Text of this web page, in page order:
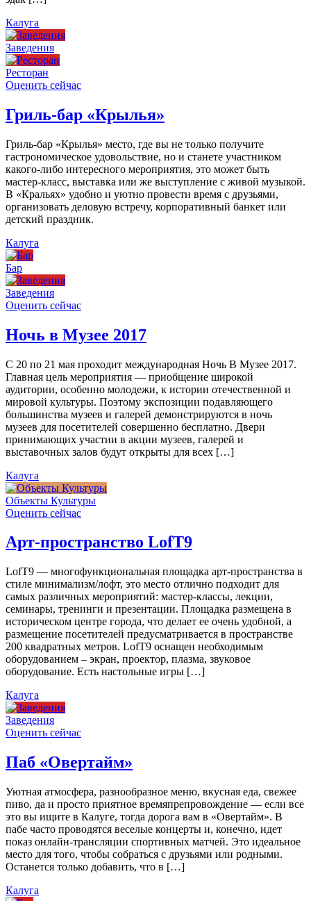
Калуга
Заведения
Ресторан
Оценить сейчас
Гриль-бар «Крылья»
Гриль-бар «Крылья» место, где вы не только получите
гастрономическое удовольствие, но и станете участником
какого-либо интересного мероприятия, это может быть
мастер-класс, выставка или же выступление с живой музыкой.
В «Кральях» удобно и уютно провести время с друзьями,
организовать деловую встречу, корпоративный банкет или
детский праздник.
Калуга
Бар
Заведения
Оценить сейчас
Ночь в Музее 2017
С 20 по 21 мая проходит международная Ночь В Музее 2017.
Главная цель мероприятия — приобщение широкой
аудитории, особенно молодежи, к истории отечественной и
мировой культуры. Поэтому экспозиции подавляющего
большинства музеев и галерей демонстрируются в ночь
музеев для посетителей совершенно бесплатно. Двери
принимающих участии в акции музеев, галерей и
выставочных залов будут открыты для всех […]
Калуга
Объекты Культуры
Оценить сейчас
Арт-пространство LofT9
LofT9 — многофункциональная площадка арт-пространства в
стиле минимализм/лофт, это место отлично подходит для
самых различных мероприятий: мастер-классы, лекции,
семинары, тренинги и презентации. Площадка размещена в
историческом центре города, что делает ее очень удобной, а
размещение посетителей предусматривается в пространстве
200 квадратных метров. LofT9 оснащен необходимым
оборудованием – экран, проектор, плазма, звуковое
оборудование. Есть настольные игры […]
Калуга
Заведения
Оценить сейчас
Паб «Овертайм»
Уютная атмосфера, разнообразное меню, вкусная еда, свежее
пиво, да и просто приятное времяпрепровождение — если все
это вы ищите в Калуге, тогда дорога вам в «Овертайм». В
пабе часто проводятся веселые концерты и, конечно, идет
показ онлайн-трансляции спортивных матчей. Это идеальное
место для того, чтобы собраться с друзьями или родными.
Останется только добавить, что в […]
Калуга